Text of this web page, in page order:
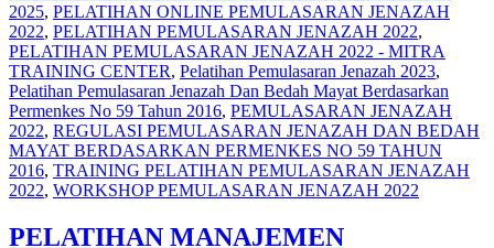
2025, PELATIHAN ONLINE PEMULASARAN JENAZAH
2022, PELATIHAN PEMULASARAN JENAZAH 2022,
PELATIHAN PEMULASARAN JENAZAH 2022 - MITRA
TRAINING CENTER, Pelatihan Pemulasaran Jenazah 2023,
Pelatihan Pemulasaran Jenazah Dan Bedah Mayat Berdasarkan
Permenkes No 59 Tahun 2016, PEMULASARAN JENAZAH
2022, REGULASI PEMULASARAN JENAZAH DAN BEDAH
MAYAT BERDASARKAN PERMENKES NO 59 TAHUN
2016, TRAINING PELATIHAN PEMULASARAN JENAZAH
2022, WORKSHOP PEMULASARAN JENAZAH 2022
PELATIHAN MANAJEMEN